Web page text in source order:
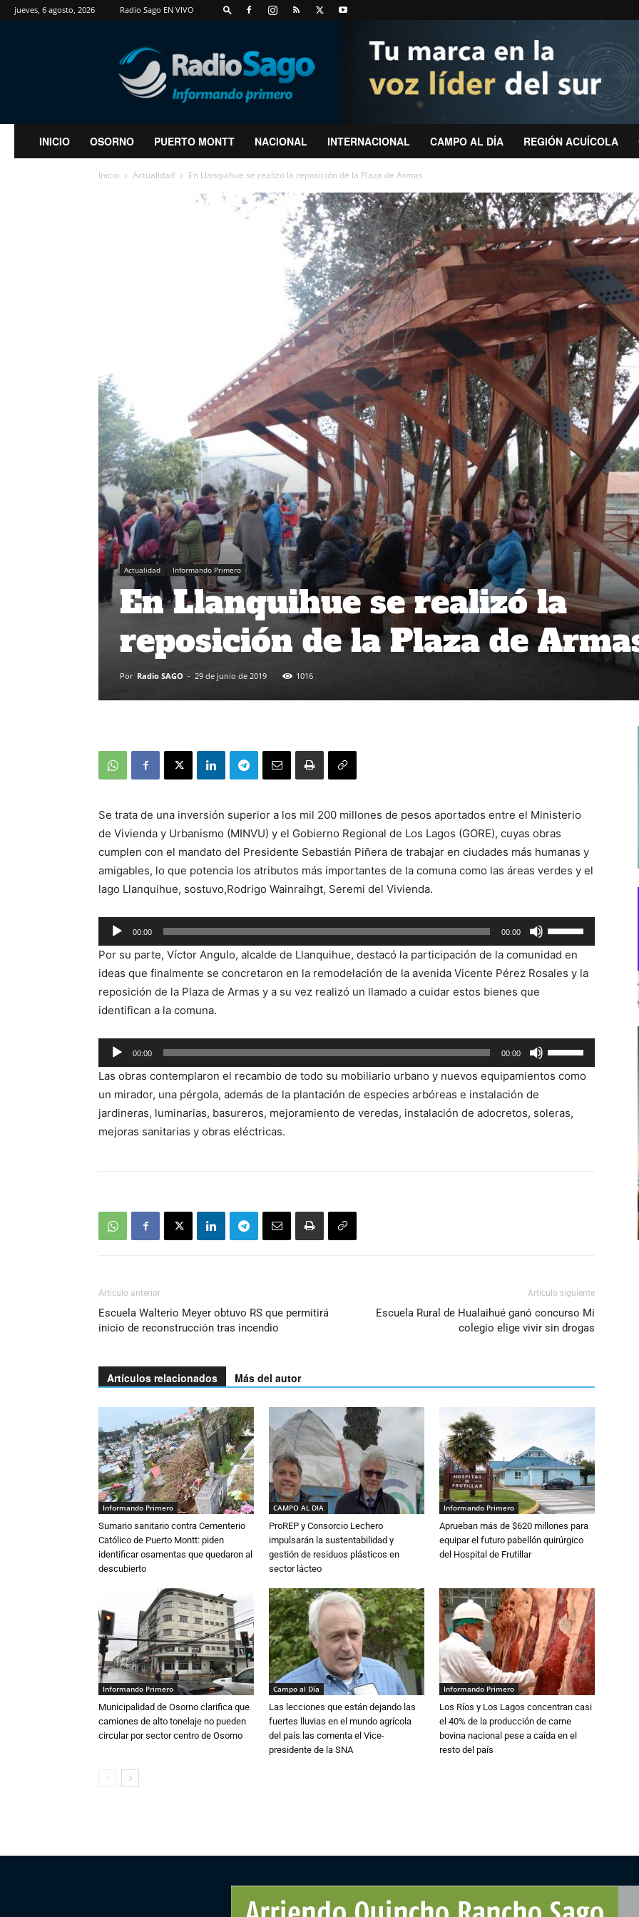
jueves, 6 agosto, 2026 Radio Sago EN VIVO
RadioSago
INICIO OSORNO PUERTO MONTT NACIONAL INTERNACIONAL CAMPO AL DÍA REGIÓN ACUÍCOLA
Inicio Actualidad En Llanquihue se realizó la reposición de la Plaza de Armas
Actualidad Informando Primero
En Llanquihue se realizó la
reposición de la Plaza de
Por Radio SAGO - 29 de junio de 2019 1016
Se trata de una inversión superior a los mil 200 millones de pesos aportados entre el Ministerio
de Vivienda y Urbanismo (MINVU) y el Gobierno Regional de Los Lagos (GORE), cuyas obras
cumplen con el mandato del Presidente Sebastián Piñera de trabajar en ciudades más humanas y
amigables, lo que potencia los atributos más importantes de la comuna como las áreas verdes y el
lago Llanquihue, sostuvo,Rodrigo Wainraihgt, Seremi del Vivienda.
Reproductor
de
audio
00:00 00:00
las
teclas
de
para
aumentar
o
el
Por su parte, Víctor Angulo, alcalde de Llanquihue, destacó la participación de la comunidad en
ideas que finalmente se concretaron en la remodelación de la avenida Vicente Pérez Rosales y la
reposición de la Plaza de Armas y a su vez realizó un llamado a cuidar estos bienes que
identifican a la comuna.
Reproductor
de
audio
00:00 00:00
las
teclas
flecha
Las obras contemplaron el recambio de todo su mobiliario urbano y nuevos equipamientos como
un mirador, una pérgola, además de la plantación de especies arbóreas e instalación de
jardineras, luminarias, basureros, mejoramiento de veredas, instalación de adocretos, soleras,
mejoras sanitarias y obras eléctricas.
Artículo anterior
Escuela Walterio Meyer obtuvo RS que permitirá
inicio de reconstrucción tras incendio
Artículo siguiente
Escuela Rural de Hualaihué ganó concurso Mi
colegio elige vivir sin drogas
Artículos relacionados Más del autor
Informando Primero
Sumario sanitario contra Cementerio
Católico de Puerto Montt: piden
identificar osamentas que quedaron al
descubierto
CAMPO AL DIA
ProREP y Consorcio Lechero
impulsarán la sustentabilidad y
gestión de residuos plásticos en
sector lácteo
Informando Primero
Aprueban más de $620 millones para
equipar el futuro pabellón quirúrgico
del Hospital de Frutillar
Informando Primero
Municipalidad de Osorno clarifica que
camiones de alto tonelaje no pueden
circular por sector centro de Osorno
Campo al Día
Las lecciones que están dejando las
fuertes lluvias en el mundo agrícola
del país las comenta el Vice-
presidente de la SNA
Informando Primero
Los Ríos y Los Lagos concentran casi
el 40% de la producción de carne
bovina nacional pese a caída en el
resto del país